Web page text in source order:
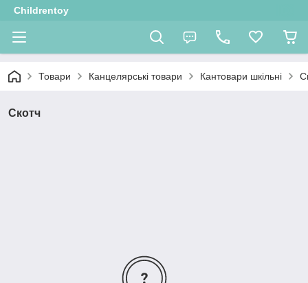
Childrentoy
Товари Канцелярські товари Кантовари шкільні
Скотч